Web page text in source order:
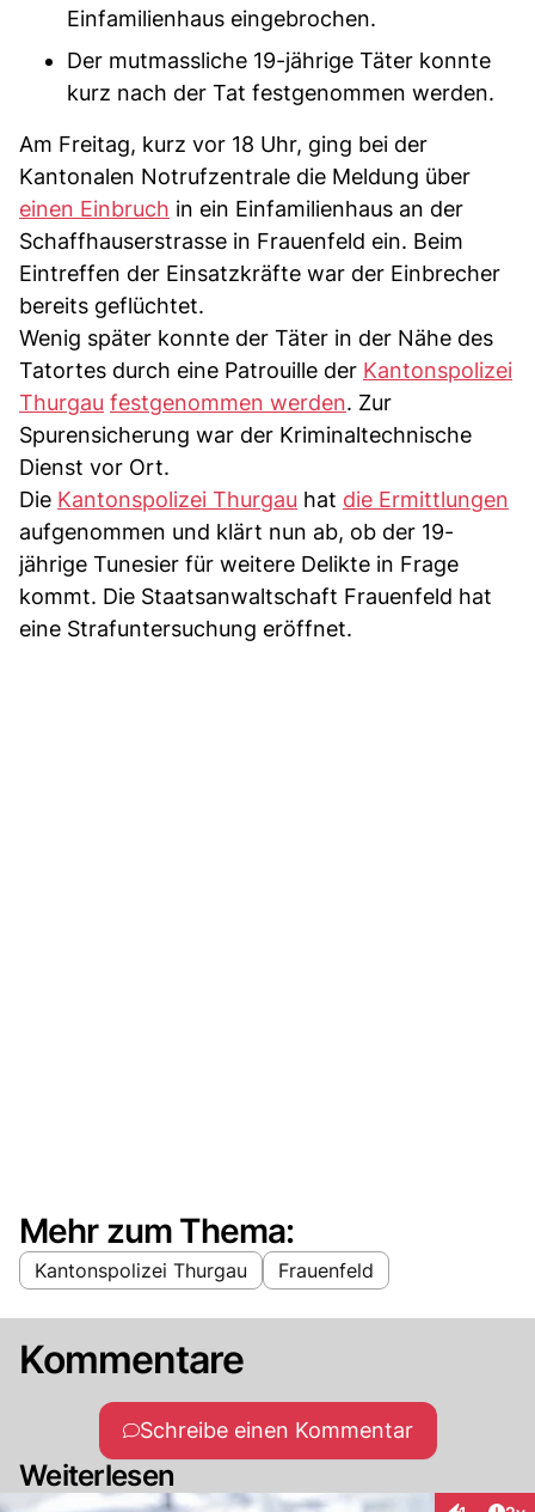
Einfamilienhaus eingebrochen.
Der mutmassliche 19-jährige Täter konnte
kurz nach der Tat festgenommen werden.
Am Freitag, kurz vor 18 Uhr, ging bei der
Kantonalen Notrufzentrale die Meldung über
einen Einbruch in ein Einfamilienhaus an der
Schaffhauserstrasse in Frauenfeld ein. Beim
Eintreffen der Einsatzkräfte war der Einbrecher
bereits geflüchtet.
Wenig später konnte der Täter in der Nähe des
Tatortes durch eine Patrouille der Kantonspolizei
Thurgau festgenommen werden. Zur
Spurensicherung war der Kriminaltechnische
Dienst vor Ort.
Die Kantonspolizei Thurgau hat die Ermittlungen
aufgenommen und klärt nun ab, ob der 19-
jährige Tunesier für weitere Delikte in Frage
kommt. Die Staatsanwaltschaft Frauenfeld hat
eine Strafuntersuchung eröffnet.
Mehr zum Thema:
Kantonspolizei Thurgau Frauenfeld
Kommentare
Schreibe einen Kommentar
Weiterlesen